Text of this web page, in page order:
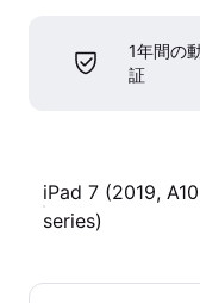
1年間の
証
iPad 7 (2019, A10
series)